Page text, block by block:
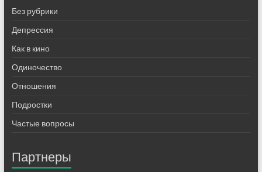
Без рубрики
Депрессия
Как в кино
Одиночество
Отношения
Подростки
Частые вопросы
Партнеры